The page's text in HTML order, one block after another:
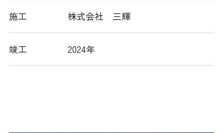
施工 株式会社 三輝
竣工 2024年